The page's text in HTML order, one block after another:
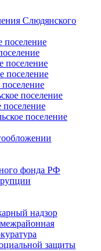
Слюдянского
поселение
поселение
поселение
поселение
поселение
поселение
поселение
фонда РФ
надзор
защиты